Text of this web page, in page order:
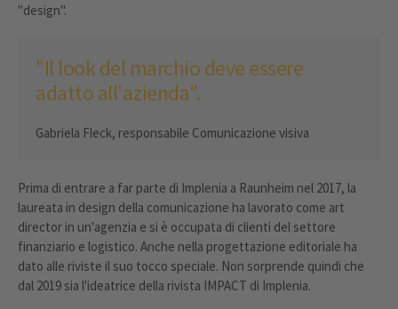
"design".
"Il look del marchio deve essere
adatto all'azienda".
Gabriela Fleck, responsabile Comunicazione visiva
Prima di entrare a far parte di Implenia a Raunheim nel 2017, la
laureata in design della comunicazione ha lavorato come art
director in un'agenzia e si è occupata di clienti del settore
finanziario e logistico. Anche nella progettazione editoriale ha
dato alle riviste il suo tocco speciale. Non sorprende quindi che
dal 2019 sia l'ideatrice della rivista IMPACT di Implenia.